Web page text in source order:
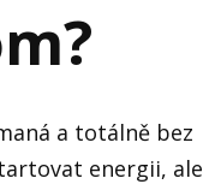
a totálně bez
energii, ale